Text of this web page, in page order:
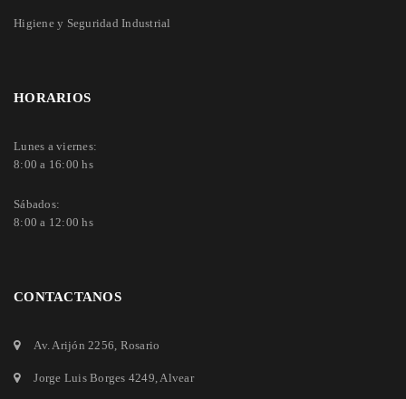
Higiene y Seguridad Industrial
HORARIOS
Lunes a viernes:
8:00 a 16:00 hs
Sábados:
8:00 a 12:00 hs
CONTACTANOS
Av. Arijón 2256 , Rosario
Jorge Luis Borges 4249 , Alvear